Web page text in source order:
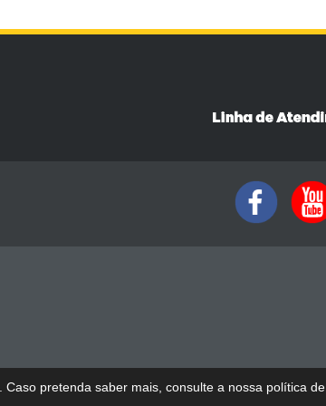
Caso pretenda saber mais, consulte a nossa política de